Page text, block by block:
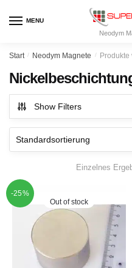
MENU
Neodym
Start / Neodym Magnete / Produkte
Show Filters
Einzelnes
-25%
Out of stock